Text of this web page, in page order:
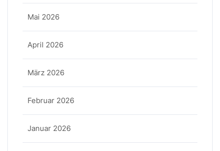
Mai 2026
April 2026
März 2026
Februar 2026
Januar 2026